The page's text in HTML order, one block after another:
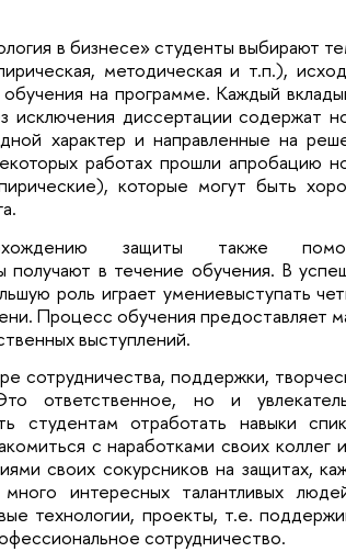
в бизнесе» студенты выбирают
методическая и т.п.),
на программе. Каждый
диссертации содержат
характер и направленные на
работах прошли апробацию
которые могут быть
защиты также
в течение обучения. В
роль играет умениевыступать
Процесс обучения предоставляет
выступлений.
сотрудничества, поддержки,
ответственное, но и
студентам отработать навыки
с наработками своих коллег
своих сокурсников на защитах,
интересных талантливых
технологии, проекты, т.е.
сотрудничество.